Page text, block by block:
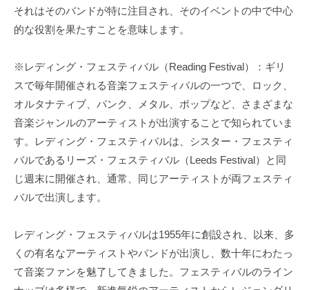
それはそのバンドが特に注目され、そのイベントの中で中心
的な役割を果たすことを意味します。
※レディング・フェスティバル（Reading Festival）：ギリ
スで毎年開催される音楽フェスティバルの一つで、ロック、
オルタナティブ、パンク、メタル、ポップなど、さまざまな
音楽ジャンルのアーティストが出演することで知られていま
す。レディング・フェスティバルは、シスター・フェスティ
バルであるリーズ・フェスティバル（Leeds Festival）と同
じ週末に開催され、通常、同じアーティストが両フェスティ
バルで出演します。
レディング・フェスティバルは1955年に創設され、以来、多
くの有名なアーティストやバンドが出演し、数十年にわたっ
て音楽ファンを魅了してきました。フェスティバルのライン